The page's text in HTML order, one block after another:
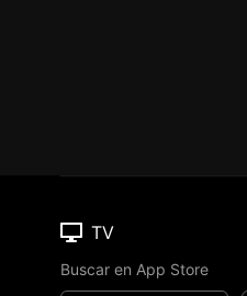
TV
Buscar en App Store